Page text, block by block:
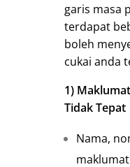
garis masa
terdapat
boleh
cukai anda
1)
Tidak Tepat
Nama,